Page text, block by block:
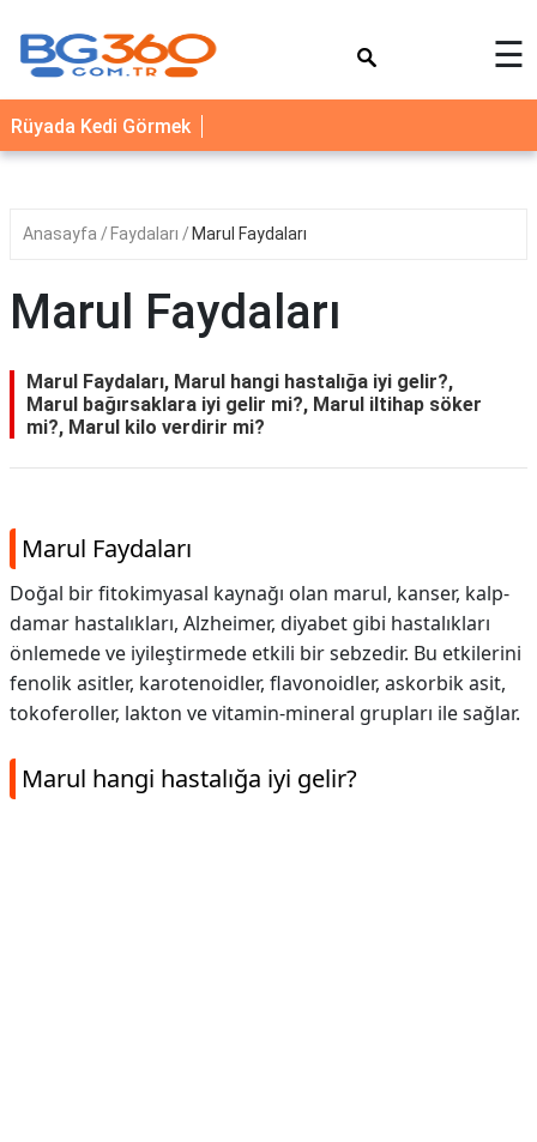
YEMEK
TARİFLERİ
SAĞLIK
☰
Rüyada Kedi Görmek
Anasayfa Faydaları Marul Faydaları
Marul Faydaları
Marul Faydaları, Marul hangi hastalığa iyi gelir?,
Marul bağırsaklara iyi gelir mi?, Marul iltihap söker
mi?, Marul kilo verdirir mi?
Marul Faydaları
Doğal bir fitokimyasal kaynağı olan marul, kanser, kalp-
damar hastalıkları, Alzheimer, diyabet gibi hastalıkları
önlemede ve iyileştirmede etkili bir sebzedir. Bu etkilerini
fenolik asitler, karotenoidler, flavonoidler, askorbik asit,
tokoferoller, lakton ve vitamin-mineral grupları ile sağlar.
Marul hangi hastalığa iyi gelir?